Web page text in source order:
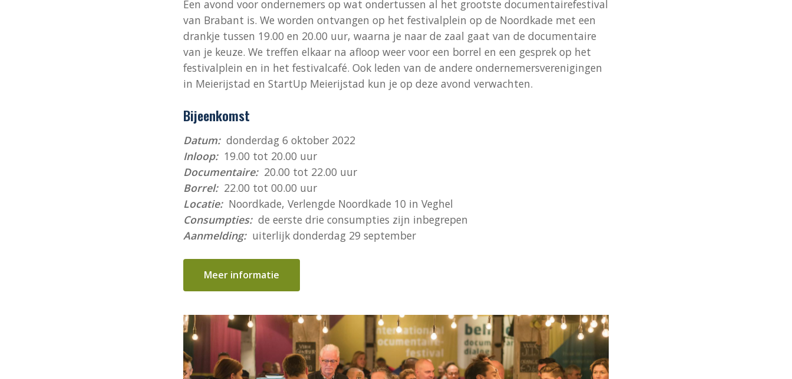
Een avond voor ondernemers op wat ondertussen al het grootste documentairefestival
van Brabant is. We worden ontvangen op het festivalplein op de Noordkade met een
drankje tussen 19.00 en 20.00 uur, waarna je naar de zaal gaat van de documentaire
van je keuze. We treffen elkaar na afloop weer voor een borrel en een gesprek op het
festivalplein en in het festivalcafé. Ook leden van de andere ondernemersverenigingen
in Meierijstad en StartUp Meierijstad kun je op deze avond verwachten.
Bijeenkomst
Datum:donderdag 6 oktober 2022
Inloop:19.00 tot 20.00 uur
Documentaire:20.00 tot 22.00 uur
Borrel:22.00 tot 00.00 uur
Locatie:Noordkade, Verlengde Noordkade 10 in Veghel
Consumpties:de eerste drie consumpties zijn inbegrepen
Aanmelding:uiterlijk donderdag 29 september
Meer informatie